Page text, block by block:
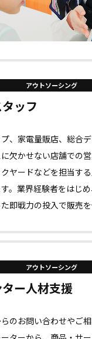
アウトソーシング
ッフ
、家電量販店、総合
欠かせない店舗での
ヤードなどを担当す
。業界経験者をはじ
即戦力の投入で販売を
アウトソーシング
ー人材支援
のお問い合わせやご